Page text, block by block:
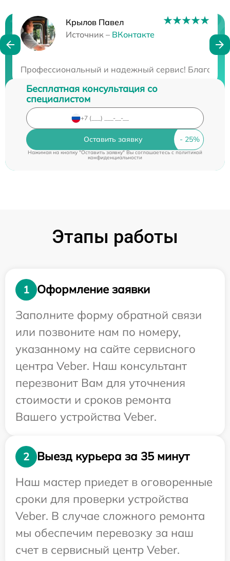
Крылов Павел
Источник – ВКонтакте
Профессиональный и надежный сервис!
Нужна консультация?
Бесплатная консультация со
специалистом
Оставить заявку
Нажимая на кнопку "Оставить заявку" Вы соглашаетесь cполитикой
конфиденциальности
Этапы работы
1
Оформление заявки
Заполните форму обратной связи
или позвоните нам по номеру,
указанному на сайте сервисного
центра Veber. Наш консультант
перезвонит Вам для уточнения
стоимости и сроков ремонта
Вашего устройства Veber.
2
Выезд курьера за 35 минут
Наш мастер приедет в оговоренные
сроки для проверки устройства
Veber. В случае сложного ремонта
мы обеспечим перевозку за наш
счет в сервисный центр Veber.